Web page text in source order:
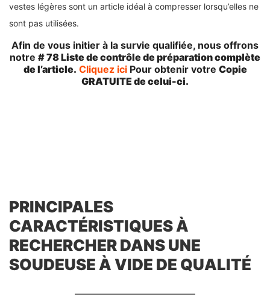
vestes légères sont un article idéal à compresser lorsqu’elles ne
sont pas utilisées.
Afin de vous initier à la survie qualifiée, nous offrons
notre # 78 Liste de contrôle de préparation complète
de l’article. Cliquez iciPour obtenir votre Copie
GRATUITE de celui-ci.
PRINCIPALES
CARACTÉRISTIQUES À
RECHERCHER DANS UNE
SOUDEUSE À VIDE DE QUALITÉ